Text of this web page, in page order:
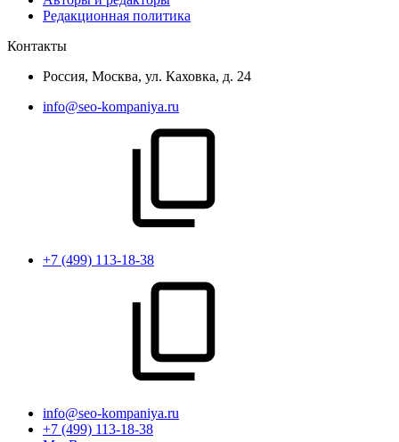
Редакционная политика
Контакты
Россия, Москва, ул. Каховка, д. 24
info@seo-kompaniya.ru
+7 (499) 113-18-38
info@seo-kompaniya.ru
+7 (499) 113-18-38